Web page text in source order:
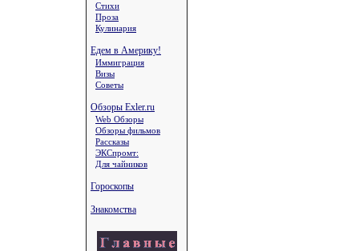
Стихи
Проза
Кулинария
Едем в Америку!
Иммиграция
Визы
Советы
Обзоры Exler.ru
Web Обзоры
Обзоры фильмов
Рассказы
ЭКСпромт:
Для чайников
Гороскопы
Знакомства